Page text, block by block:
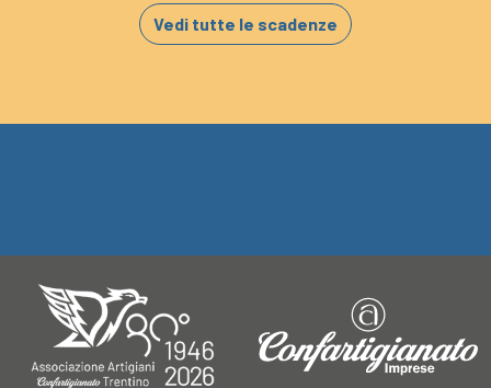
Vedi tutte le scadenze